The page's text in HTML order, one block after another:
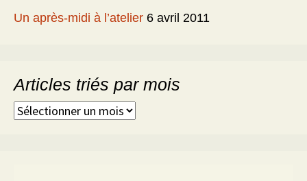
Un après-midi à l’atelier 6 avril 2011
Articles triés par mois
Articles